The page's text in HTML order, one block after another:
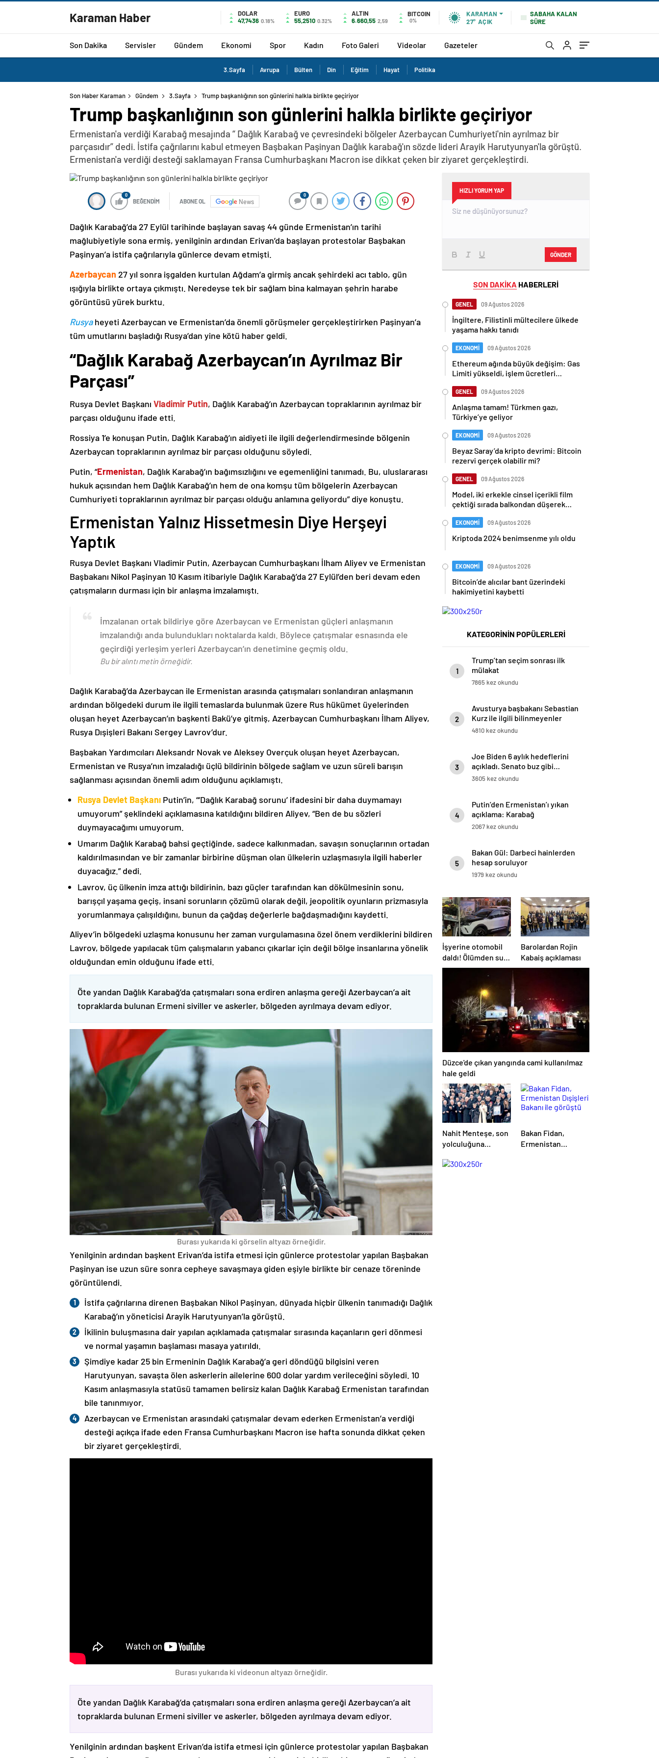
Karaman Haber
DOLAR
47,7436 0.18%
EURO
55,2510 0.32%
ALTIN
6.660,55 2,59
BITCOIN
0%
KARAMAN
27° AÇIK
SABAHA KALAN
SÜRE
Son Dakika Servisler Gündem Ekonomi Spor Kadın Foto Galeri Videolar Gazeteler
3.Sayfa Avrupa Bülten Din Eğitim Hayat Politika
Son Haber Karaman Gündem 3.Sayfa Trump başkanlığının son günlerini halkla birlikte geçiriyor
Trump başkanlığının son günlerini halkla birlikte geçiriyor
Ermenistan'a verdiği Karabağ mesajında “ Dağlık Karabağ ve çevresindeki bölgeler Azerbaycan Cumhuriyeti'nin ayrılmaz bir
parçasıdır” dedi. İstifa çağrılarını kabul etmeyen Başbakan Paşinyan Dağlık karabağ'ın sözde lideri Arayik Harutyunyan'la görüştü.
Ermenistan'a verdiği desteği saklamayan Fransa Cumhurbaşkanı Macron ise dikkat çeken bir ziyaret gerçekleştirdi.
0
BEĞENDİM ABONE OL News
0
Dağlık Karabağ’da 27 Eylül tarihinde başlayan savaş 44 günde Ermenistan’ın tarihi
mağlubiyetiyle sona ermiş, yenilginin ardından Erivan’da başlayan protestolar Başbakan
Paşinyan’a istifa çağrılarıyla günlerce devam etmişti.
Azerbaycan 27 yıl sonra işgalden kurtulan Ağdam’a girmiş ancak şehirdeki acı tablo, gün
ışığıyla birlikte ortaya çıkmıştı. Neredeyse tek bir sağlam bina kalmayan şehrin harabe
görüntüsü yürek burktu.
Rusyaheyeti Azerbaycan ve Ermenistan’da önemli görüşmeler gerçekleştirirken Paşinyan’a
tüm umutlarını başladığı Rusya’dan yine kötü haber geldi.
“Dağlık Karabağ Azerbaycan’ın Ayrılmaz Bir
Parçası”
Rusya Devlet Başkanı Vladimir Putin, Dağlık Karabağ’ın Azerbaycan topraklarının ayrılmaz bir
parçası olduğunu ifade etti.
Rossiya 1’e konuşan Putin, Dağlık Karabağ’ın aidiyeti ile ilgili değerlendirmesinde bölgenin
Azerbaycan topraklarının ayrılmaz bir parçası olduğunu söyledi.
Putin, “Ermenistan, Dağlık Karabağ’ın bağımsızlığını ve egemenliğini tanımadı. Bu, uluslararası
hukuk açısından hem Dağlık Karabağ’ın hem de ona komşu tüm bölgelerin Azerbaycan
Cumhuriyeti topraklarının ayrılmaz bir parçası olduğu anlamına geliyordu” diye konuştu.
Ermenistan Yalnız Hissetmesin Diye Herşeyi
Yaptık
Rusya Devlet Başkanı Vladimir Putin, Azerbaycan Cumhurbaşkanı İlham Aliyev ve Ermenistan
Başbakanı Nikol Paşinyan 10 Kasım itibariyle Dağlık Karabağ’da 27 Eylül’den beri devam eden
çatışmaların durması için bir anlaşma imzalamıştı.
İmzalanan ortak bildiriye göre Azerbaycan ve Ermenistan güçleri anlaşmanın
imzalandığı anda bulundukları noktalarda kaldı. Böylece çatışmalar esnasında ele
geçirdiği yerleşim yerleri Azerbaycan’ın denetimine geçmiş oldu.
Bu bir alıntı metin örneğidir.
Dağlık Karabağ’da Azerbaycan ile Ermenistan arasında çatışmaları sonlandıran anlaşmanın
ardından bölgedeki durum ile ilgili temaslarda bulunmak üzere Rus hükümet üyelerinden
oluşan heyet Azerbaycan’ın başkenti Bakü’ye gitmiş, Azerbaycan Cumhurbaşkanı İlham Aliyev,
Rusya Dışişleri Bakanı Sergey Lavrov’dur.
Başbakan Yardımcıları Aleksandr Novak ve Aleksey Overçuk oluşan heyet Azerbaycan,
Ermenistan ve Rusya’nın imzaladığı üçlü bildirinin bölgede sağlam ve uzun süreli barışın
sağlanması açısından önemli adım olduğunu açıklamıştı.
Rusya Devlet Başkanı Putin’in, “‘Dağlık Karabağ sorunu’ ifadesini bir daha duymamayı
umuyorum” şeklindeki açıklamasına katıldığını bildiren Aliyev, “Ben de bu sözleri
duymayacağımı umuyorum.
Umarım Dağlık Karabağ bahsi geçtiğinde, sadece kalkınmadan, savaşın sonuçlarının ortadan
kaldırılmasından ve bir zamanlar birbirine düşman olan ülkelerin uzlaşmasıyla ilgili haberler
duyacağız.” dedi.
Lavrov, üç ülkenin imza attığı bildirinin, bazı güçler tarafından kan dökülmesinin sonu,
barışçıl yaşama geçiş, insani sorunların çözümü olarak değil, jeopolitik oyunların prizmasıyla
yorumlanmaya çalışıldığını, bunun da çağdaş değerlerle bağdaşmadığını kaydetti.
Aliyev’in bölgedeki uzlaşma konusunu her zaman vurgulamasına özel önem verdiklerini bildiren
Lavrov, bölgede yapılacak tüm çalışmaların yabancı çıkarlar için değil bölge insanlarına yönelik
olduğundan emin olduğunu ifade etti.
Öte yandan Dağlık Karabağ’da çatışmaları sona erdiren anlaşma gereği Azerbaycan’a ait
topraklarda bulunan Ermeni siviller ve askerler, bölgeden ayrılmaya devam ediyor.
Burası yukarıda ki görselin altyazı örneğidir.
Yenilginin ardından başkent Erivan’da istifa etmesi için günlerce protestolar yapılan Başbakan
Paşinyan ise uzun süre sonra cepheye savaşmaya giden eşiyle birlikte bir cenaze töreninde
görüntülendi.
İstifa çağrılarına direnen Başbakan Nikol Paşinyan, dünyada hiçbir ülkenin tanımadığı Dağlık
Karabağ’ın yöneticisi Arayik Harutyunyan’la görüştü.
İkilinin buluşmasına dair yapılan açıklamada çatışmalar sırasında kaçanların geri dönmesi
ve normal yaşamın başlaması masaya yatırıldı.
Şimdiye kadar 25 bin Ermeninin Dağlık Karabağ’a geri döndüğü bilgisini veren
Harutyunyan, savaşta ölen askerlerin ailelerine 600 dolar yardım verileceğini söyledi. 10
Kasım anlaşmasıyla statüsü tamamen belirsiz kalan Dağlık Karabağ Ermenistan tarafından
bile tanınmıyor.
Azerbaycan ve Ermenistan arasındaki çatışmalar devam ederken Ermenistan’a verdiği
desteği açıkça ifade eden Fransa Cumhurbaşkanı Macron ise hafta sonunda dikkat çeken
bir ziyaret gerçekleştirdi.
Burası yukarıda ki videonun altyazı örneğidir.
Öte yandan Dağlık Karabağ’da çatışmaları sona erdiren anlaşma gereği Azerbaycan’a ait
topraklarda bulunan Ermeni siviller ve askerler, bölgeden ayrılmaya devam ediyor.
Yenilginin ardından başkent Erivan’da istifa etmesi için günlerce protestolar yapılan Başbakan
HIZLI YORUM YAP
GÖNDER
SON DAKİKA HABERLERİ
GENEL 09 Ağustos 2026
İngiltere, Filistinli mültecilere ülkede
yaşama hakkı tanıdı
EKONOMİ 09 Ağustos 2026
Ethereum ağında büyük değişim: Gas
Limiti yükseldi, işlem ücretleri
GENEL 09 Ağustos 2026
Anlaşma tamam! Türkmen gazı,
Türkiye’ye geliyor
EKONOMİ 09 Ağustos 2026
Beyaz Saray’da kripto devrimi: Bitcoin
rezervi gerçek olabilir mi?
GENEL 09 Ağustos 2026
Model, iki erkekle cinsel içerikli film
çektiği sırada balkondan düşerek
EKONOMİ 09 Ağustos 2026
Kriptoda 2024 benimsenme yılı oldu
EKONOMİ 09 Ağustos 2026
Bitcoin’de alıcılar bant üzerindeki
hakimiyetini kaybetti
KATEGORİNİN POPÜLERLERİ
1
Trump’tan seçim sonrası ilk
mülakat
7865 kez okundu
2
Avusturya başbakanı Sebastian
Kurz ile ilgili bilinmeyenler
4810 kez okundu
3
Joe Biden 6 aylık hedeflerini
açıkladı. Senato buz gibi…
3605 kez okundu
4
Putin’den Ermenistan’ı yıkan
açıklama: Karabağ
Azerbaycan’ın ayrılmaz bir
2067 kez okundu
5
Bakan Gül: Darbeci hainlerden
hesap soruluyor
1979 kez okundu
İşyerine otomobil
daldı! Ölümden sun
anda kurtuldular
Barolardan Rojin
Kabaiş açıklaması
Düzce'de çıkan yangında cami kullanılmaz
hale geldi
Nahit Menteşe, son
yolculuğuna
Bakan Fidan,
Ermenistan